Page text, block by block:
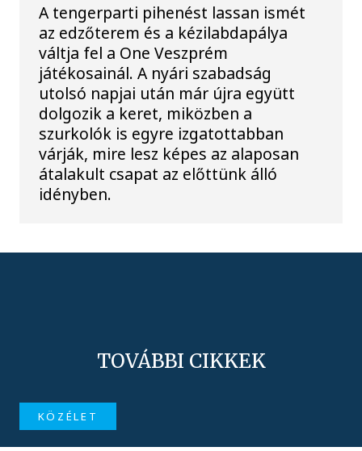
A tengerparti pihenést lassan ismét
az edzőterem és a kézilabdapálya
váltja fel a One Veszprém
játékosainál. A nyári szabadság
utolsó napjai után már újra együtt
dolgozik a keret, miközben a
szurkolók is egyre izgatottabban
várják, mire lesz képes az alaposan
átalakult csapat az előttünk álló
idényben.
TOVÁBBI CIKKEK
KÖZÉLET